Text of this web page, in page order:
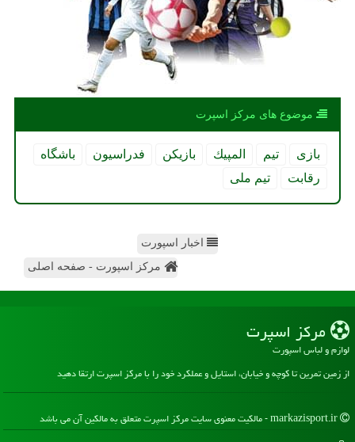
موضوع های مركز اسپرت
بازی تیم المپیك بازیكن فدراسیون
باشگاه
رقابت
تیم ملی
اخبار اسپورت
مرکز اسپورت - صفحه اصلی
مركز اسپرت
لوازم و لباس اسپورت
از زمین تمرین تا کوچه و خیابان، استایل و عملکرد خود را با مرکز اسپرت ارتقا دهید